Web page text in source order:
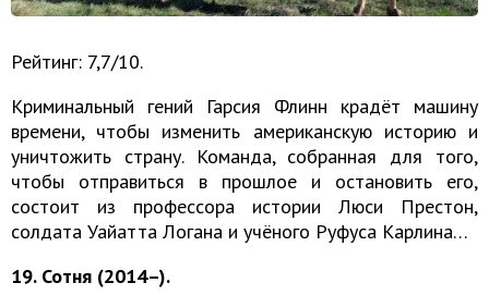
Рейтинг: 7,7/10.
Криминальный гений Гарсия Флинн крадёт машину
времени, чтобы изменить американскую историю и
уничтожить страну. Команда, собранная для того,
чтобы отправиться в прошлое и остановить его,
состоит из профессора истории Люси Престон,
солдата Уайатта Логана и учёного Руфуса Карлина…
19. Сотня (2014–).